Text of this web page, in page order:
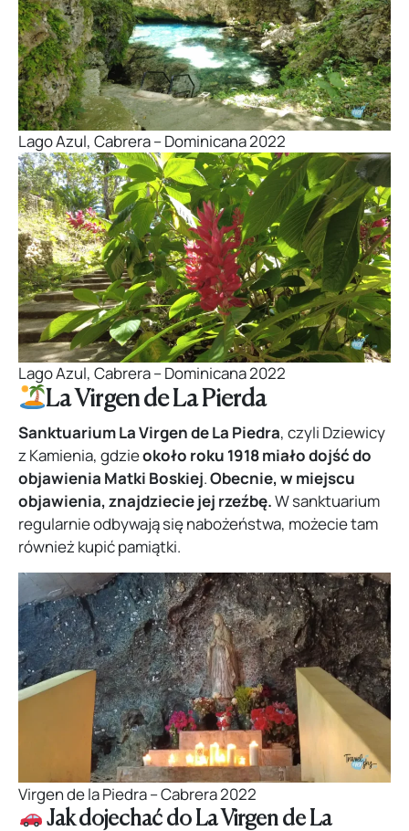
Lago Azul, Cabrera – Dominicana 2022
Lago Azul, Cabrera – Dominicana 2022
La Virgen de La Pierda
Sanktuarium La Virgen de La Piedra, czyli Dziewicy
z Kamienia, gdzieokoło roku 1918 miało dojść do
objawienia Matki Boskiej.Obecnie, w miejscu
objawienia, znajdziecie jej rzeźbę.W sanktuarium
regularnie odbywają się nabożeństwa, możecie tam
również kupić pamiątki.
Virgen de la Piedra – Cabrera 2022
Jak dojechać do La Virgen de La